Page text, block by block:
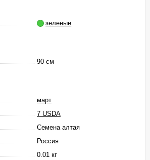
зеленые
90 см
март
7 USDA
Семена алтая
Россия
0.01 кг